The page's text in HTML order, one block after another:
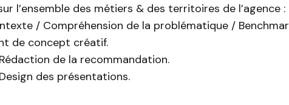
l’ensemble des métiers & des territoires de l’agence :
/ Compréhension de la problématique /
de concept créatif.
de la recommandation.
des présentations.